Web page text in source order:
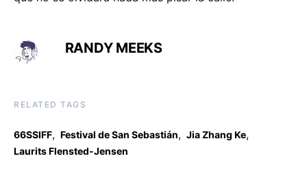
RANDY MEEKS
RELATED TAGS
66SSIFF, Festival de San Sebastián, Jia Zhang Ke,
Laurits Flensted-Jensen